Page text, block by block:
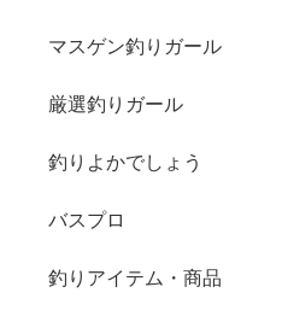
マスゲン釣りガール
厳選釣りガール
釣りよかでしょう
バスプロ
釣りアイテム・商品